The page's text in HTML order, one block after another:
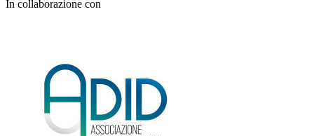
In collaborazione con